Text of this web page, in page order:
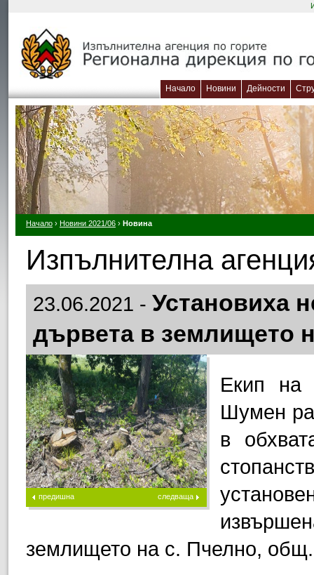
Начало Новини Дейности
Начало › Новини 2021/06 › Новина
Изпълнителна
23.06.2021 - Установиха
дървета в землището
предишна следваща
Екип на
Шумен
в
землището на с. Пчелно,